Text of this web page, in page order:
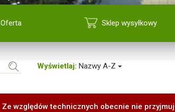
Oferta Sklep wysyłkowy
Wyświetlaj: Nazwy A-Z
Ze względów technicznych obecnie nie